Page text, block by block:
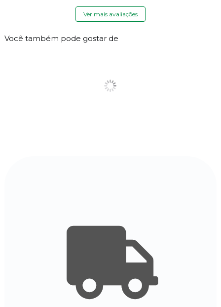
Ver mais avaliações
Você também pode gostar de